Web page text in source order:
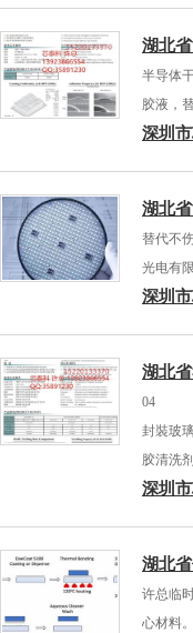
湖北
半导体
胶液，
深圳
湖北
替代不
光电有
深圳
湖北
04
封裝玻
胶清洗
深圳
湖北
许总临
心材料